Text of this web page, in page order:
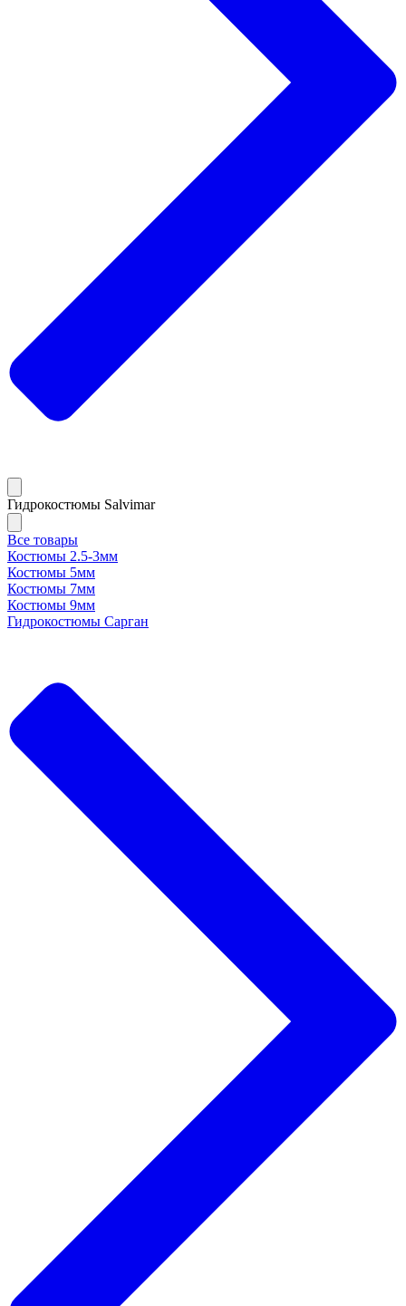
Гидрокостюмы Salvimar
Все товары
Костюмы 2.5-3мм
Костюмы 5мм
Костюмы 7мм
Костюмы 9мм
Гидрокостюмы Сарган